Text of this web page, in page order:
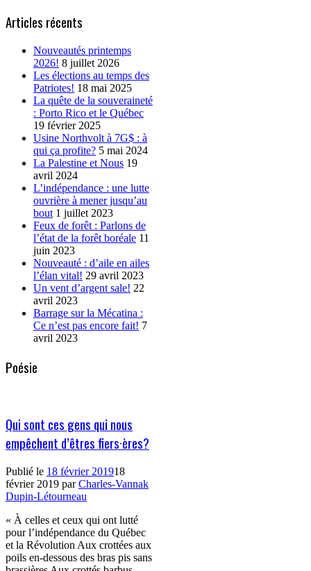
Articles récents
Nouveautés printemps
2026! 8 juillet 2026
Les élections au temps des
Patriotes! 18 mai 2025
La quête de la souveraineté
: Porto Rico et le Québec
19 février 2025
Usine Northvolt à 7G$ : à
qui ça profite? 5 mai 2024
La Palestine et Nous 19
avril 2024
L’indépendance : une lutte
ouvrière à mener jusqu’au
bout 1 juillet 2023
Feux de forêt : Parlons de
l’état de la forêt boréale 11
juin 2023
Nouveauté : d’aile en ailes
l’élan vital! 29 avril 2023
Un vent d’argent sale! 22
avril 2023
Barrage sur la Mécatina :
Ce n’est pas encore fait! 7
avril 2023
Poésie
Qui sont ces gens qui nous
empêchent d’êtres fiers·ères?
Publié le 18 février 201918
février 2019 parCharles-Vannak
Dupin-Létourneau
« À celles et ceux qui ont lutté
pour l’indépendance du Québec
et la Révolution Aux crottées aux
poils en-dessous des bras pis sans